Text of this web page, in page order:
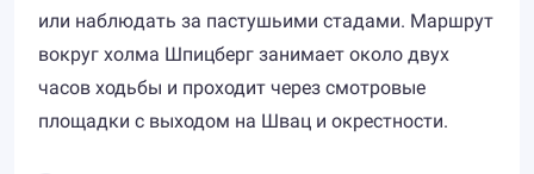
или наблюдать за пастушьими стадами. Маршрут
вокруг холма Шпицберг занимает около двух
часов ходьбы и проходит через смотровые
площадки с выходом на Швац и окрестности.